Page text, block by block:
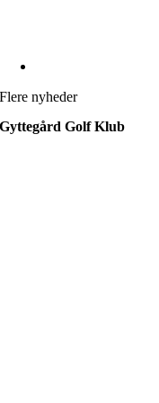
Flere nyheder
Gyttegård Golf Klub